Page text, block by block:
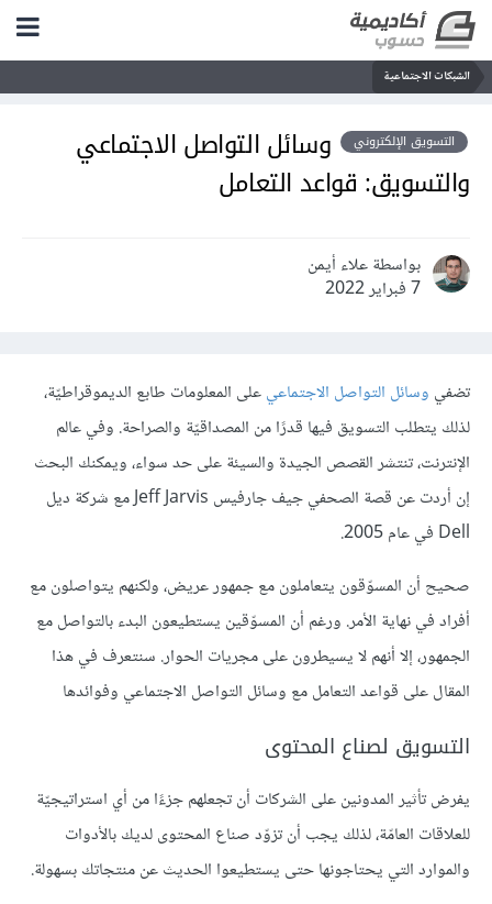
الشبكات الاجتماعية
التسويق الإلكتروني
وسائل التواصل الاجتماعي
والتسويق: قواعد التعامل
بواسطة علاء أيمن
7 فبراير 2022
تضفي وسائل التواصل الاجتماعيعلى المعلومات طابع الديموقراطيّة،
لذلك يتطلب التسويق فيها قدرًا من المصداقيّة والصراحة. وفي عالم
الإنترنت، تنتشر القصص الجيدة والسيئة على حد سواء، ويمكنك البحث
إن أردت عن قصة الصحفي جيف جارفيس Jeff Jarvis مع شركة ديل
Dell في عام 2005.
صحيح أن المسوّقون يتعاملون مع جمهور عريض، ولكنهم يتواصلون مع
أفراد في نهاية الأمر. ورغم أن المسوّقين يستطيعون البدء بالتواصل مع
الجمهور، إلا أنهم لا يسيطرون على مجريات الحوار. سنتعرف في هذا
المقال على قواعد التعامل مع وسائل التواصل الاجتماعي وفوائدها
التسويق لصناع المحتوى
يفرض تأثير المدونين على الشركات أن تجعلهم جزءًا من أي استراتيجيّة
للعلاقات العامّة، لذلك يجب أن تزوّد صناع المحتوى لديك بالأدوات
والموارد التي يحتاجونها حتى يستطيعوا الحديث عن منتجاتك بسهولة.